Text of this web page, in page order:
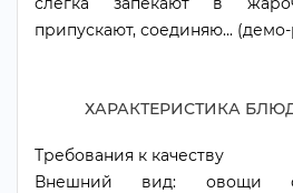
припускают, соединяю...
ХАРАКТЕРИСТИКА
Требования к качеству
нешний вид: овощи